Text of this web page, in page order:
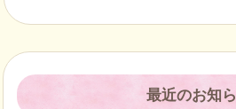
最近のお知